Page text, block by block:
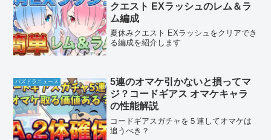
クエスト EXラッシュのレム＆ラ
ム編成
夏休みクエスト EXラッシュをクリアでき
る編成を紹介します
パズドラニュース
5連のオマケ引かないと損ってマ
ジ？コードギアス オマケキャラ
の性能解説
コードギアスガチャを５連してオマケは
追うべき？